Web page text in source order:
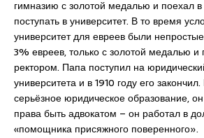
гимназию с золотой медалью и поехал
поступать в университет. В то время
университет для евреев были
3% евреев, только с золотой медалью
ректором. Папа поступил на
университета и в 1910 году его
серьёзное юридическое образование,
права быть адвокатом – он работал в
«помощника присяжного поверенного».